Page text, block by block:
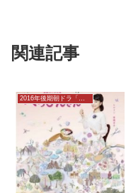
関連記事
2016年後期朝ドラ「べっぴんさん」